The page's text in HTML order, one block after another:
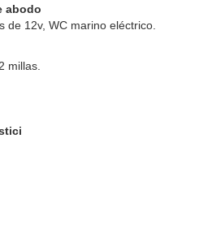
abodo
de 12v, WC marino eléctrico.
millas.